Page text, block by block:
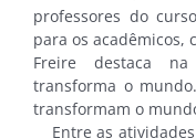
professores do
para os acadêmicos,
Freire destaca
transforma o
transformam o
Entre as